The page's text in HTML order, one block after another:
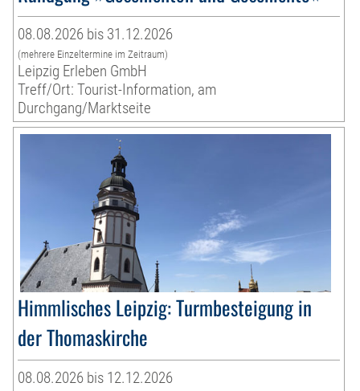
08.08.2026 bis 31.12.2026
(mehrere Einzeltermine im Zeitraum)
Leipzig Erleben GmbH
Treff/Ort: Tourist-Information, am
Durchgang/Marktseite
Himmlisches Leipzig: Turmbesteigung in
der Thomaskirche
08.08.2026 bis 12.12.2026